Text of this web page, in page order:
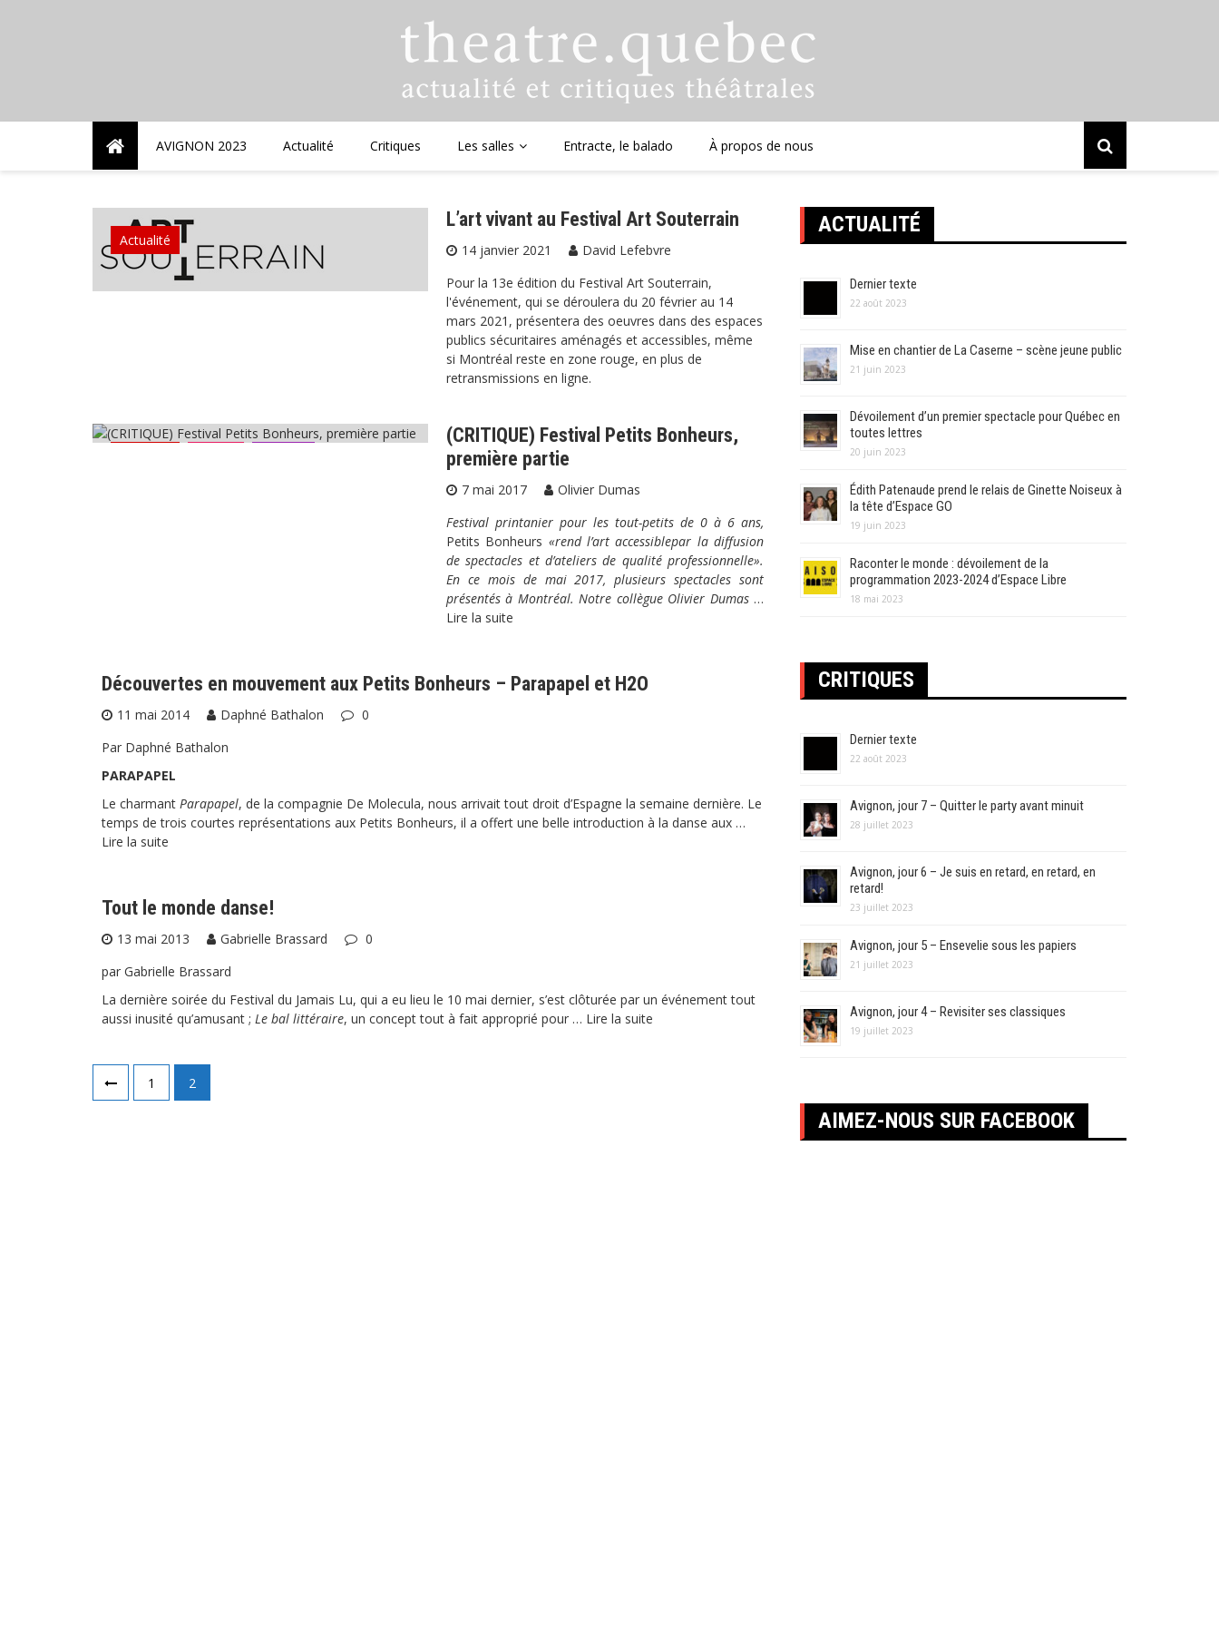
AVIGNON 2023 Actualité Critiques Les salles Entracte, le balado À propos de nous
Actualité
L’art vivant au Festival Art Souterrain
14 janvier 2021
David Lefebvre
Pour la 13e édition du Festival Art Souterrain,
l'événement, qui se déroulera du 20 février au 14
mars 2021, présentera des oeuvres dans des espaces
publics sécuritaires aménagés et accessibles, même
si Montréal reste en zone rouge, en plus de
retransmissions en ligne.
(CRITIQUE) Festival Petits Bonheurs,
première partie
7 mai 2017
Olivier Dumas
Festival printanier pour les tout-petits de 0 à 6 ans,
Petits Bonheurs «rend l’art accessiblepar la diffusion
de spectacles et d’ateliers de qualité professionnelle».
En ce mois de mai 2017, plusieurs spectacles sont
présentés à Montréal. Notre collègue Olivier Dumas …
Lire la suite
Découvertes en mouvement aux Petits Bonheurs – Parapapel et H2O
11 mai 2014 Daphné Bathalon
0
Par Daphné Bathalon
PARAPAPEL
Le charmant Parapapel, de la compagnie De Molecula, nous arrivait tout droit d’Espagne la semaine dernière. Le
temps de trois courtes représentations aux Petits Bonheurs, il a offert une belle introduction à la danse aux …
Lire la suite
Tout le monde danse!
13 mai 2013 Gabrielle Brassard
0
par Gabrielle Brassard
La dernière soirée du Festival du Jamais Lu, qui a eu lieu le 10 mai dernier, s’est clôturée par un événement tout
aussi inusité qu’amusant ; Le bal littéraire, un concept tout à fait approprié pour … Lire la suite
Pagination
1 2
ACTUALITÉ
Dernier texte
22 août 2023
Mise en chantier de La Caserne – scène jeune public
21 juin 2023
Dévoilement d’un premier spectacle pour Québec en
toutes lettres
20 juin 2023
Édith Patenaude prend le relais de Ginette Noiseux à
la tête d’Espace GO
19 juin 2023
Raconter le monde : dévoilement de la
programmation 2023-2024 d’Espace Libre
18 mai 2023
CRITIQUES
Dernier texte
22 août 2023
Avignon, jour 7 – Quitter le party avant minuit
28 juillet 2023
Avignon, jour 6 – Je suis en retard, en retard, en
retard!
23 juillet 2023
Avignon, jour 5 – Ensevelie sous les papiers
21 juillet 2023
Avignon, jour 4 – Revisiter ses classiques
19 juillet 2023
AIMEZ-NOUS SUR FACEBOOK